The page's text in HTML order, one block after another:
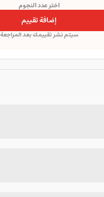
اختر عدد النجوم
إضافة تقييم
سيتم نشر تقييمك بعد المراجعة